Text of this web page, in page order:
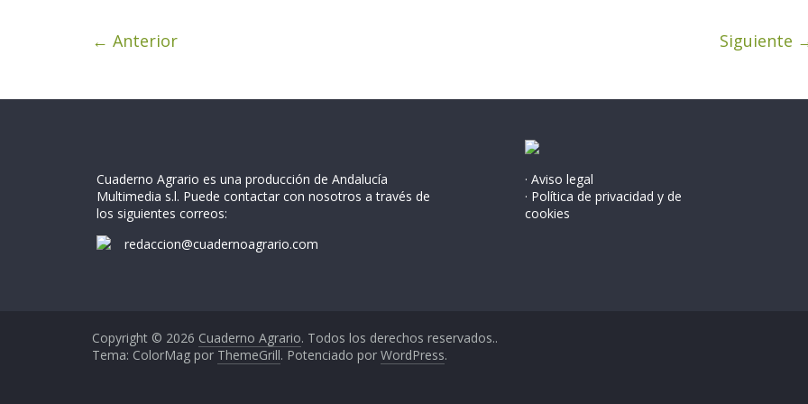
← Anterior Siguiente
Cuaderno Agrario es una producción de Andalucía
Multimedia s.l. Puede contactar con nosotros a través de
los siguientes correos:
redaccion@cuadernoagrario.com
· Aviso legal
· Política de privacidad y de
cookies
Copyright © 2026 Cuaderno Agrario. Todos los derechos reservados..
Tema: ColorMag por ThemeGrill. Potenciado por WordPress.